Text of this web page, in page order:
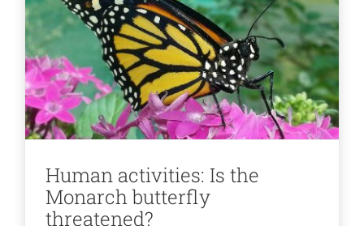
Human activities: Is the
Monarch butterfly
threatened?